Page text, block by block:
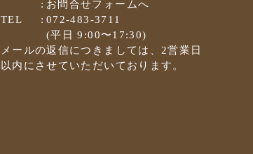
お問合せフォームへ
TEL
072-483-3711
(平日 9:00〜17:30)
メールの返信につきましては、2営業日
以内にさせていただいております。